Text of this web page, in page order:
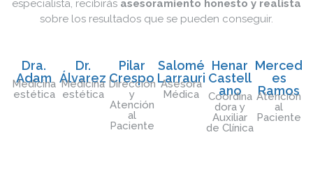
especialista, recibirás asesoramiento honesto y realista
sobre los resultados que se pueden conseguir.
Dra.
Adam
Medicina
estética
Dr.
Álvarez
Medicina
estética
Pilar
Crespo
Dirección
y
Atención
al
Paciente
Salomé
Larrauri
Asesora
Médica
Henar
Castell
ano
Coordina
dora y
Auxiliar
de Clínica
Merced
es
Ramos
Atención
al
Paciente